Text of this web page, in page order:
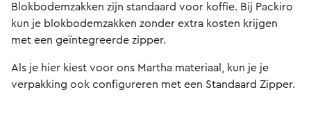
Blokbodemzakken zijn standaard voor koffie. Bij Packiro
kun je blokbodemzakken zonder extra kosten krijgen
met een geïntegreerde zipper.
Als je hier kiest voor ons Martha materiaal, kun je je
verpakking ook configureren met een Standaard Zipper.